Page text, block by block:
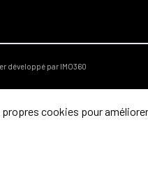
développé par IMO360
cookies pour